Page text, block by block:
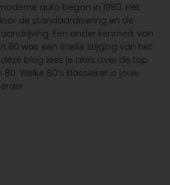
auto begon in 1980. Het
de standaardisering en de
Een ander kenmerk van
80 was een snelle stijging van het
blog lees je alles over de top
80. Welke 80’s klassieker is jouw